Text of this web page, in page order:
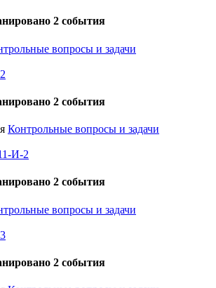
2 события
вопросы и задачи
2 события
Контрольные вопросы и задачи
И-2
2 события
вопросы и задачи
2 события